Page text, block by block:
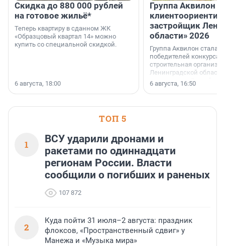
Скидка до 880 000 рублей
на готовое жильё*
Теперь квартиру в сданном ЖК
«Образцовый квартал 14» можно
купить со специальной скидкой.
6 августа, 18:00
Группа Аквилон
застройщик
области» 2026
Группа Аквилон стала
победителей конкурса
строительная
Ленинградской области
номинации «Самый
застройщик
области».
6 августа, 16:50
ТОП 5
1
ВСУ ударили дронами и
ракетами по одиннадцати
регионам России. Власти
сообщили о погибших и раненых
107 872
2
Куда пойти 31 июля–2 августа: праздник
флоксов, «Пространственный сдвиг» у
Манежа и «Музыка мира»